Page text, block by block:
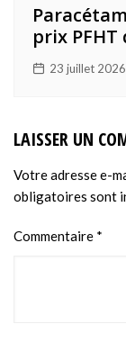
prix PFHT
23 juillet 2026
LAISSER UN
Votre adresse e-
obligatoires sont
Commentaire *